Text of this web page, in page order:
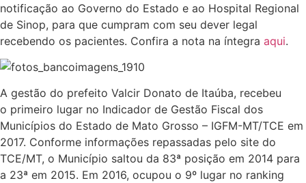
notificação ao Governo do Estado e ao Hospital Regional
de Sinop, para que cumpram com seu dever legal
recebendo os pacientes. Confira a nota na íntegra aqui.
A gestão do prefeito Valcir Donato de Itaúba, recebeu
o primeiro lugar no Indicador de Gestão Fiscal dos
Municípios do Estado de Mato Grosso – IGFM-MT/TCE em
2017. Conforme informações repassadas pelo site do
TCE/MT, o Município saltou da 83ª posição em 2014 para
a 23ª em 2015. Em 2016, ocupou o 9º lugar no ranking